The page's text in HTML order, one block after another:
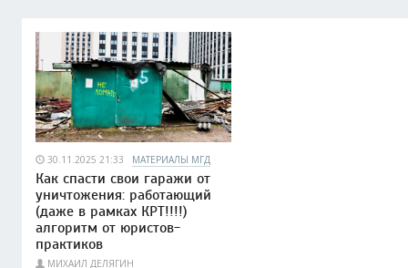
30.11.2025 21:33 МАТЕРИАЛЫ МГД
Как спасти свои гаражи от
уничтожения: работающий
(даже в рамках КРТ!!!!)
алгоритм от юристов-
практиков
МИХАИЛ ДЕЛЯГИН